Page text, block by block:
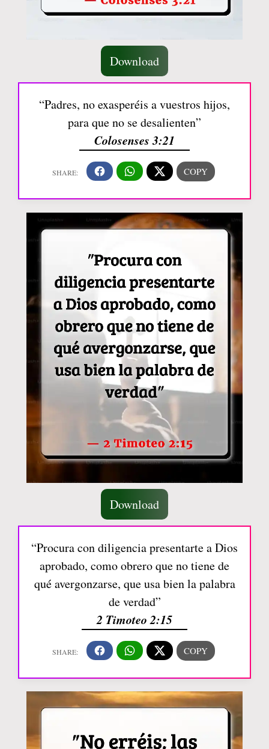
Download
“Padres, no exasperéis a vuestros hijos,
para que no se desalienten”
Colosenses 3:21
Download
“Procura con diligencia presentarte a Dios
aprobado, como obrero que no tiene de
qué avergonzarse, que usa bien la palabra
de verdad”
2 Timoteo 2:15